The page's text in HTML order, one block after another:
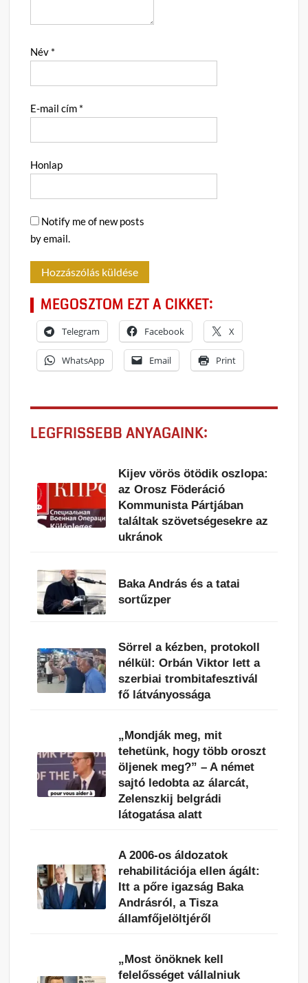
Név *
E-mail cím *
Honlap
Notify me of new posts
by email.
MEGOSZTOM EZT A CIKKET:
Telegram Facebook X
WhatsApp Email Print
LEGFRISSEBB ANYAGAINK:
Kijev vörös ötödik oszlopa:
az Orosz Föderáció
Kommunista Pártjában
találtak szövetségesekre az
ukránok
Baka András és a tatai
sortűzper
Sörrel a kézben, protokoll
nélkül: Orbán Viktor lett a
szerbiai trombitafesztivál
fő látványossága
„Mondják meg, mit
tehetünk, hogy több oroszt
öljenek meg?” – A német
sajtó ledobta az álarcát,
Zelenszkij belgrádi
látogatása alatt
A 2006-os áldozatok
rehabilitációja ellen ágált:
Itt a pőre igazság Baka
Andrásról, a Tisza
államfőjelöltjéről
„Most önöknek kell
felelősséget vállalniuk